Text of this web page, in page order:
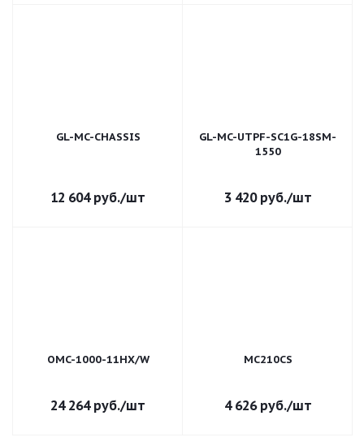
GL-MC-CHASSIS
12 604руб./шт
GL-MC-UTPF-SC1G-18SM-
1550
3 420руб./шт
OMC-1000-11HX/W
24 264руб./шт
MC210CS
4 626руб./шт